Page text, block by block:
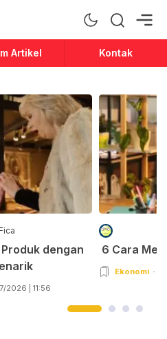
Artikel Kontak
dengan
2026 | 11:56
6 Cara
Ekonomi